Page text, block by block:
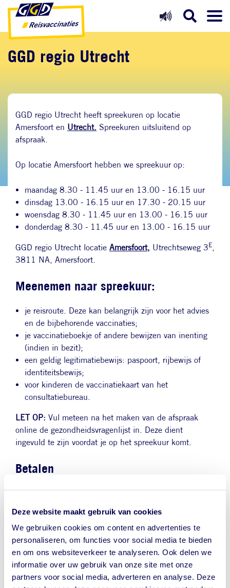
Deze website maakt gebruik van cookies
We gebruiken cookies om content en advertenties te
personaliseren, om functies voor social media te bieden
en om ons websiteverkeer te analyseren. Ook delen we
informatie over uw gebruik van onze site met onze
partners voor social media, adverteren en analyse. Deze
Direct naar inhoud
Direct naar hoofdnavigatie
Direct naar zoekfunctie
GGD regio Utrecht
GGD regio Utrecht heeft spreekuren op locatie
Amersfoort en Utrecht. Spreekuren uitsluitend op
afspraak.
Op locatie Amersfoort hebben we spreekuur op:
maandag 8.30 - 11.45 uur en 13.00 - 16.15 uur
dinsdag 13.00 - 16.15 uur en 17.30 - 20.15 uur
woensdag 8.30 - 11.45 uur en 13.00 - 16.15 uur
donderdag 8.30 - 11.45 uur en 13.00 - 16.15 uur
GGD regio Utrecht locatie Amersfoort, Utrechtseweg 3E,
3811 NA, Amersfoort.
Meenemen naar spreekuur:
je reisroute. Deze kan belangrijk zijn voor het advies
en de bijbehorende vaccinaties;
je vaccinatieboekje of andere bewijzen van inenting
(indien in bezit);
een geldig legitimatiebewijs: paspoort, rijbewijs of
identiteitsbewijs;
voor kinderen de vaccinatiekaart van het
consultatiebureau.
LET OP: Vul meteen na het maken van de afspraak
online de gezondheidsvragenlijst in. Deze dient
ingevuld te zijn voordat je op het spreekuur komt.
Betalen
Op al onze locaties kun je uitsluitend per PIN betalen.
Afspraak maken
Je kunt heel eenvoudigonline een afspraak maken.
Ben je verhinderd?